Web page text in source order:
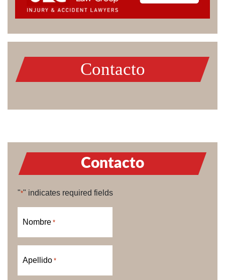
Contacto
Contacto
"*" indicates required fields
Nombre *
Apellido *